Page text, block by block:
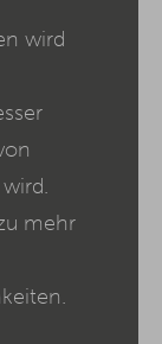
wird
mehr